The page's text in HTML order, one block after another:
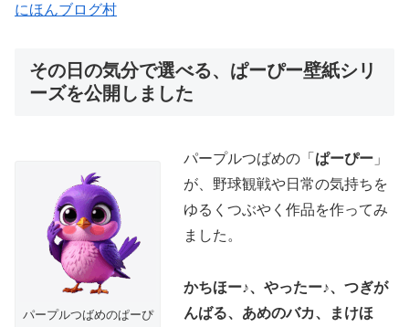
にほんブログ村
その日の気分で選べる、ぱーぴー壁紙シリ
ーズを公開しました
パープルつばめのぱーぴ
パープルつばめの「 ぱーぴー 」
が、野球観戦や日常の気持ちを
ゆるくつぶやく作品を作ってみ
ました。
かちほー♪、やったー♪、つぎが
んばる、あめのバカ、まけほ